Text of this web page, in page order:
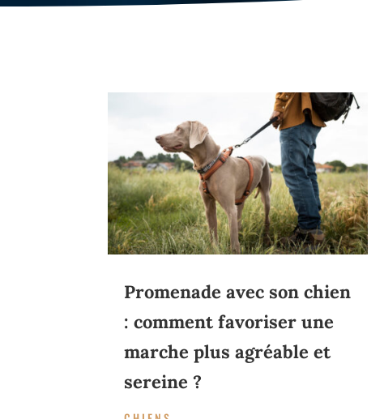
Promenade avec son chien
: comment favoriser une
marche plus agréable et
sereine ?